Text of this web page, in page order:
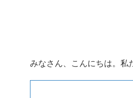
みなさん、こんにちは。私